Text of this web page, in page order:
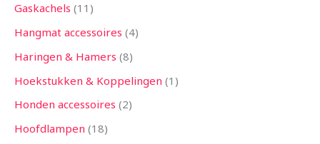
Gaskachels 11
Hangmat accessoires 4
Haringen & Hamers 8
Hoekstukken & Koppelingen 1
Honden accessoires 2
Hoofdlampen 18